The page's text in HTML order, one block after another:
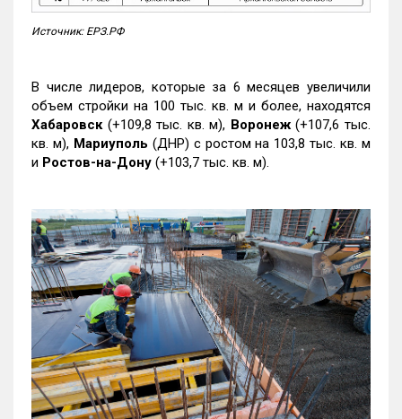
Источник: ЕРЗ.РФ
В числе лидеров, которые за 6 месяцев увеличили
объем стройки на 100 тыс. кв. м и более, находятся
Хабаровск (+109,8 тыс. кв. м), Воронеж(+107,6 тыс.
кв. м), Мариуполь (ДНР) с ростом на 103,8 тыс. кв. м
и Ростов-на-Дону (+103,7 тыс. кв. м).